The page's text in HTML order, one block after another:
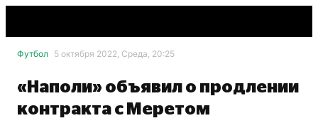
Футбол 5 октября 2022, Среда, 20:25
«Наполи» объявил о продлении
контракта с Меретом